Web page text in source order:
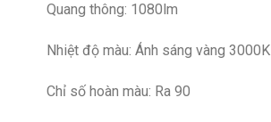
Quang thông: 1080lm
Nhiệt độ màu: Ánh sáng vàng 3000K
Chỉ số hoàn màu: Ra 90